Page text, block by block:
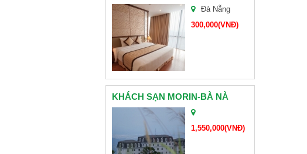
TAM GIÁC MẠCH
CHÙA NAM SƠN ĐÀ NẴNG
BÁNH KẸO HẢI HÀ
ĐOÀN CHỊ HOÀNG-CẦN THƠ
Đà Nẵng
300,000(VNĐ)
KHÁCH SẠN MORIN-BÀ NÀ
1,550,000(VNĐ)